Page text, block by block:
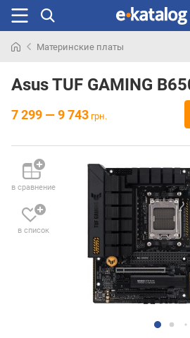
раньше
Материнские платы
Asus TUF GAMING
7 299 — 9 743 грн.
в сравнение
в список